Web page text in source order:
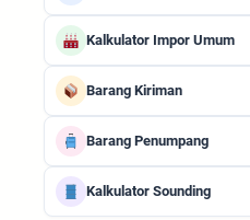
Kalkulator Impor Umum
Barang Kiriman
Barang Penumpang
Kalkulator Sounding